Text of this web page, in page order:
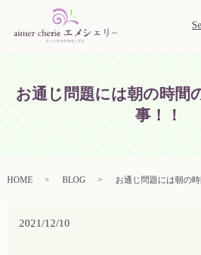
お通じ問題には朝の時間
事！！
HOME BLOG お通じ問題には朝の
2021/12/10